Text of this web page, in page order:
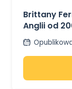
Brittany
Anglii od